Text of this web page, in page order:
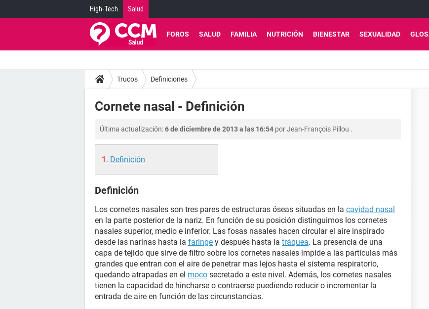
High-Tech Salud
FOROS SALUD FAMILIA NUTRICIÓN BIENESTAR SEXUALIDAD
Trucos Definiciones
Cornete nasal - Definición
Última actualización:6 de diciembre de 2013 a las 16:54 porJean-François Pillou .
Definición
Definición
Los cornetes nasales son tres pares de estructuras óseas situadas en la cavidad nasal
en la parte posterior de la nariz. En función de su posición distinguimos los cornetes
nasales superior, medio e inferior. Las fosas nasales hacen circular el aire inspirado
desde las narinas hasta la faringe y después hasta la tráquea. La presencia de una
capa de tejido que sirve de filtro sobre los cornetes nasales impide a las partículas más
grandes que entran con el aire de penetrar mas lejos hasta el sistema respiratorio,
quedando atrapadas en el moco secretado a este nivel. Además, los cornetes nasales
tienen la capacidad de hincharse o contraerse puediendo reducir o incrementar la
entrada de aire en función de las circunstancias.